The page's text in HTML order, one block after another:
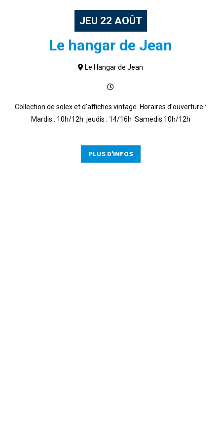
JEU 22 AOÛT
Le hangar de Jean
Le Hangar de Jean
Collection de solex et d'affiches vintage. Horaires d'ouverture :
Mardis : 10h/12h jeudis : 14/16h Samedis 10h/12h
PLUS D'INFOS